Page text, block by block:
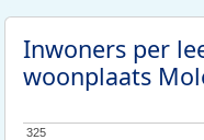
Inwoners per
woonplaats
325
325